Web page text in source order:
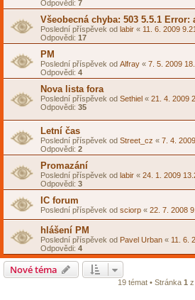
Odpovědi: 7
Všeobecná chyba: 503 5.5.1
Poslední příspěvek od labir « 11. 6. 2009 9.21
Odpovědi: 17
PM
Poslední příspěvek od Alfray « 7. 5. 2009
Odpovědi: 4
Nova lista fora
Poslední příspěvek od Sethiel « 21. 4. 2009
Odpovědi: 35
Letní čas
Poslední příspěvek od Street_cz « 7. 4.
Odpovědi: 2
Promazání
Poslední příspěvek od labir « 24. 1. 2009
Odpovědi: 3
IC forum
Poslední příspěvek od sciorp « 22. 7. 2008
hlášení PM
Poslední příspěvek od Pavel Urban « 11. 6.
Odpovědi: 4
Nové téma
19 témat • Stránka 1 z